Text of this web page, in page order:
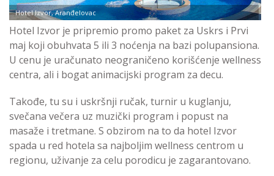
Hotel Izvor, Aranđelovac
Hotel Izvor je pripremio promo paket za Uskrs i Prvi
maj koji obuhvata 5 ili 3 noćenja na bazi polupansiona.
U cenu je uračunato neograničeno korišćenje wellness
centra, ali i bogat animacijski program za decu.
Takođe, tu su i uskršnji ručak, turnir u kuglanju,
svečana večera uz muzički program i popust na
masaže i tretmane. S obzirom na to da hotel Izvor
spada u red hotela sa najboljim wellness centrom u
regionu, uživanje za celu porodicu je zagarantovano.